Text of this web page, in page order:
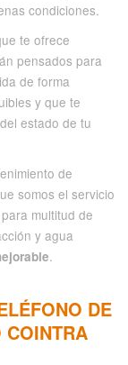
condiciones.
te ofrece
pensados para
de forma
y que te
estado de tu
de
somos el servicio
multitud de
y agua
.
DE
COINTRA